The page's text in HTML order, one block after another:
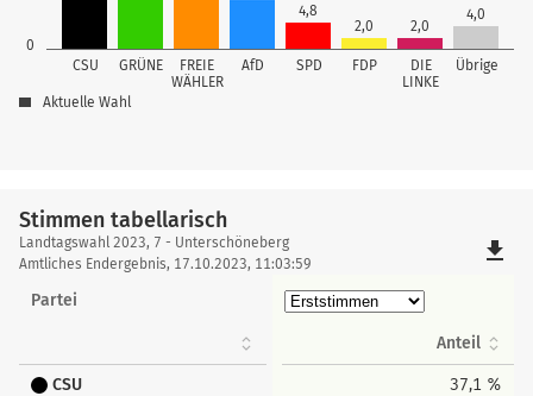
0
CSU GRÜNE
FREIE
WÄHLER
AfD SPD FDP
DIE
LINKE
Übrige
4,8
2,0
2,0
4,0
Aktuelle Wahl
Stimmen tabellarisch
Stimmen
tabellarisch
Landtagswahl 2023, 7 - Unterschöneberg
Amtliches Endergebnis, 17.10.2023, 11:03:59
file_download
Partei
Anteil
CSU 37,1 %